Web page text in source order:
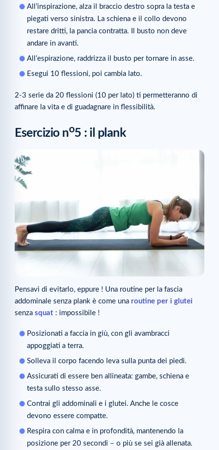
All’inspirazione, alza il braccio destro sopra la testa e
piegati verso sinistra. La schiena e il collo devono
restare dritti, la pancia contratta. Il busto non deve
andare in avanti.
All’espirazione, raddrizza il busto per tornare in asse.
Esegui 10 flessioni, poi cambia lato.
2-3 serie da 20 flessioni (10 per lato) ti permetteranno di
affinare la vita e di guadagnare in flessibilità.
Esercizio no5 : il plank
Pensavi di evitarlo, eppure ! Una routine per la fascia
addominale senza plank è come una routine per i glutei
senza squat : impossibile !
Posizionati a faccia in giù, con gli avambracci
appoggiati a terra.
Solleva il corpo facendo leva sulla punta dei piedi.
Assicurati di essere ben allineata: gambe, schiena e
testa sullo stesso asse.
Contrai gli addominali e i glutei. Anche le cosce
devono essere compatte.
Respira con calma e in profondità, mantenendo la
posizione per 20 secondi – o più se sei già allenata.